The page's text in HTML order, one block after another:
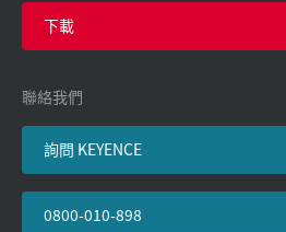
下載
聯絡我們
詢問 KEYENCE
0800-010-898